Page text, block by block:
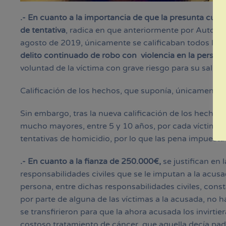
.- En cuanto a la importancia de que la presunta
de tentativa, radica en que anteriormente por Auto
agosto de 2019, únicamente se calificaban todos
delito continuado de robo con violencia en la
voluntad de la víctima con grave riesgo para su salud.
Calificación de los hechos, que suponía, únicamente
Sin embargo, tras la nueva calificación de los
mucho mayores, entre 5 y 10 años, por cada
tentativas de homicidio, por lo que las pena
.- En cuanto a la fianza de 250.000€, se justifican en
responsabilidades civiles que se le imputan a la
persona, entre dichas responsabilidades civiles,
por parte de alguna de las víctimas a la acusada, no
se transfirieron para que la ahora acusada los